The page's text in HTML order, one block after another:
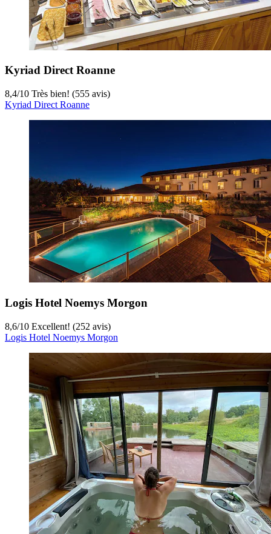
Kyriad Direct Roanne
8,4/10 Très bien! (555 avis)
Kyriad Direct Roanne
Logis Hotel Noemys Morgon
8,6/10 Excellent! (252 avis)
Logis Hotel Noemys Morgon